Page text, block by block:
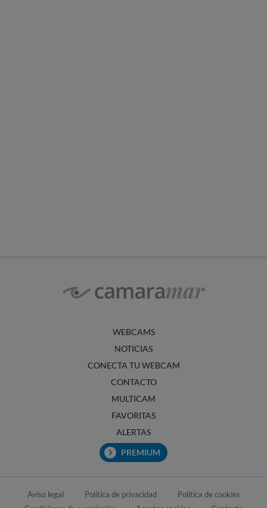
WEBCAMS
NOTICIAS
CONECTA TU WEBCAM
CONTACTO
MULTICAM
FAVORITAS
ALERTAS
PREMIUM
Aviso legal Política de privacidad
Política de cookies